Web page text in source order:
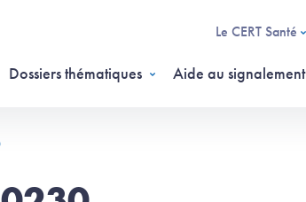
Le CERT Santé
Dossiers thématiques Aide au signalement